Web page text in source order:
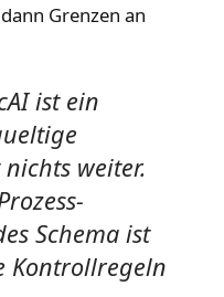
Grenzen an
ist ein
weiter.
Schema ist
Kontrollregeln